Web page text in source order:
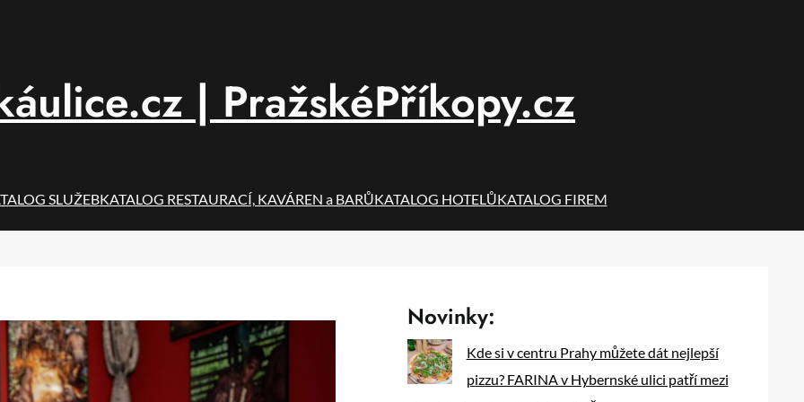
| PražskéPříkopy.cz
SLUŽEBKATALOG RESTAURACÍ, KAVÁREN a BARŮKATALOG HOTELŮKATALOG FIREM
Novinky:
Kde si v centru Prahy můžete dát nejlepší
pizzu? FARINA v Hybernské ulici patří mezi